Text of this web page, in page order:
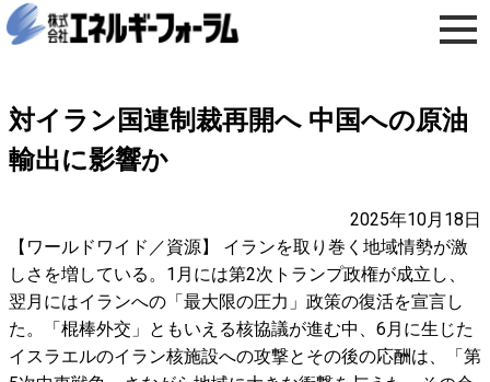
対イラン国連制裁再開へ 中国への原油
輸出に影響か
2025年10月18日
【ワールドワイド／資源】 イランを取り巻く地域情勢が激
しさを増している。1月には第2次トランプ政権が成立し、
翌月にはイランへの「最大限の圧力」政策の復活を宣言し
た。「棍棒外交」ともいえる核協議が進む中、6月に生じた
イスラエルのイラン核施設への攻撃とその後の応酬は、「第